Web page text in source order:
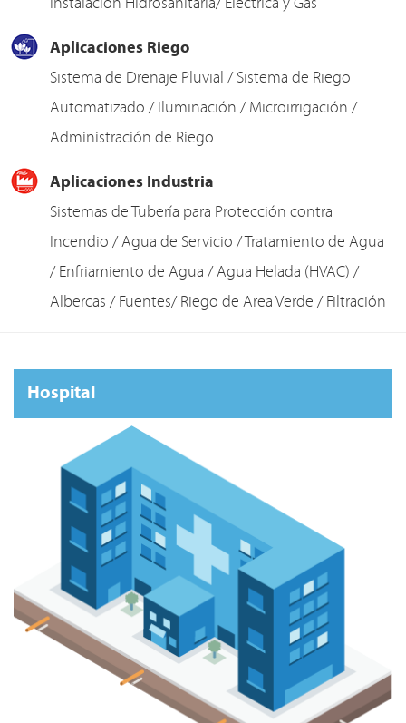
Instalacion Hidrosanitaria/ Electrica y Gas
Aplicaciones Riego
Sistema de Drenaje Pluvial / Sistema de Riego
Automatizado / Iluminación / Microirrigación /
Administración de Riego
Aplicaciones Industria
Sistemas de Tubería para Protección contra
Incendio / Agua de Servicio / Tratamiento de Agua
/ Enfriamiento de Agua / Agua Helada (HVAC) /
Albercas / Fuentes/ Riego de Area Verde / Filtración
Hospital